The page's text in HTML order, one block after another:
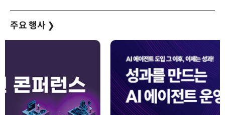
주요 행사 ❯